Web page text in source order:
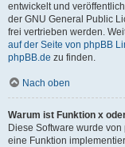
entwickelt und
der GNU General Public
frei vertrieben werden.
auf der Seite von phpBB
phpBB.de zu finden.
Nach oben
Warum ist Funktion x
Diese Software wurde
eine Funktion